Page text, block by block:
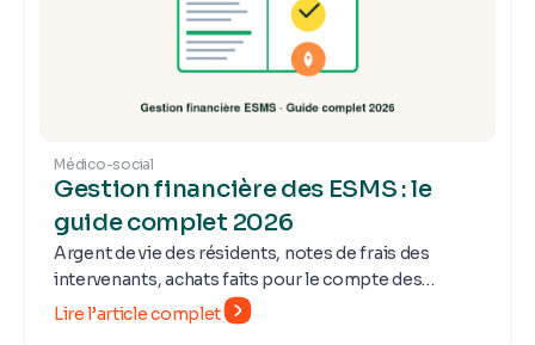
Médico-social
Gestion financière des ESMS : le
guide complet 2026
Argent de vie des résidents, notes de frais des
intervenants, achats faits pour le compte des
usagers, dotation institutionnelle : la gestion
financière des établissements et services médico-
Lire l’article complet